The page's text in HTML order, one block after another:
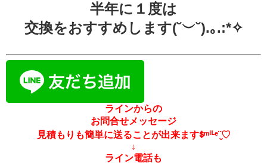
半年に１度は
交換をおすすめします(˘︶˘).｡.:*✧
ラインからの
お問合せメッセージ
見積もりも簡単に送ることが出来ますᙚᵐⁱᒻᵉ¨̮♡
↓
ライン電話も